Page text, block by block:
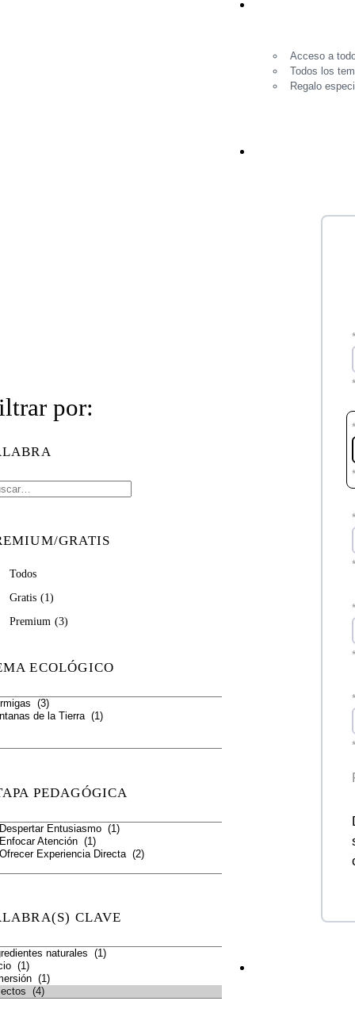
Acceso a
Todos los
Regalo
*
*
*
*
*
*
*
*
*
*
por:
GRATIS
Todos
Gratis (1)
Premium (3)
ECOLÓGICO
PEDAGÓGICA
CLAVE